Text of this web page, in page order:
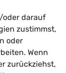
oder darauf
zustimmst,
oder
Wenn
zurückziehst,